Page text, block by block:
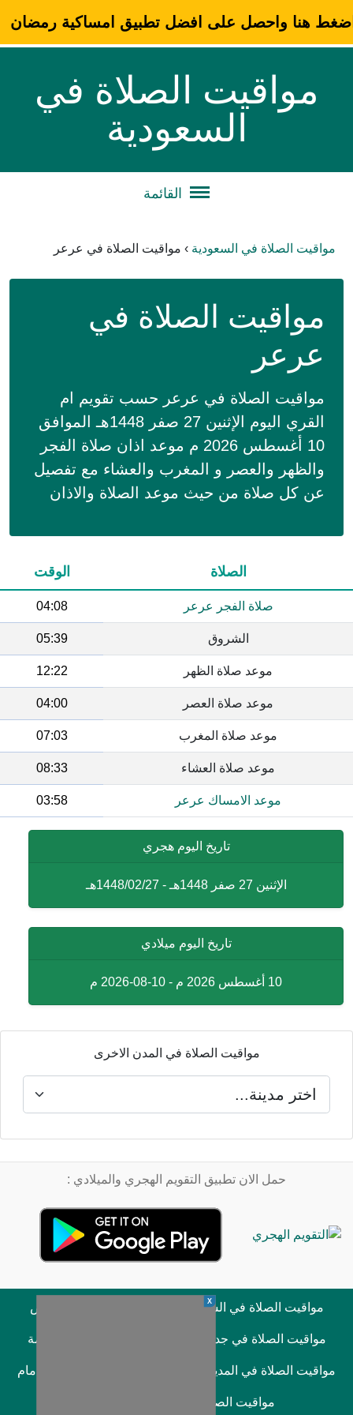
هنا واحصل على افضل تطبيق امساكية رمضان
مواقيت الصلاة في
السعودية
القائمة
مواقيت الصلاة في السعودية › مواقيت الصلاة في عرعر
مواقيت الصلاة في
عرعر
مواقيت الصلاة في عرعر حسب تقويم ام
القري اليوم الإثنين 27 صفر 1448هـ الموافق
10 أغسطس 2026 م موعد اذان صلاة الفجر
والظهر والعصر و المغرب والعشاء مع تفصيل
عن كل صلاة من حيث موعد الصلاة والاذان
الصلاة الوقت
صلاة الفجر عرعر 04:08
الشروق 05:39
موعد صلاة الظهر 12:22
موعد صلاة العصر 04:00
موعد صلاة المغرب 07:03
موعد صلاة العشاء 08:33
موعد الامساك عرعر 03:58
تاريخ اليوم هجري
الإثنين 27 صفر 1448هـ - 1448/02/27هـ
تاريخ اليوم ميلادي
10 أغسطس 2026 م - 10-08-2026 م
مواقيت الصلاة في المدن الاخرى
X
حمل الان تطبيق التقويم الهجري والميلادي :
مواقيت الصلاة في السعودية مواقيت الصلاة في الرياض
مواقيت الصلاة في جدة مواقيت الصلاة في مكة المكرمة
مواقيت الصلاة في المدينة المنورة مواقيت الصلاة في الدمام
مواقيت الصلاة في الخبر